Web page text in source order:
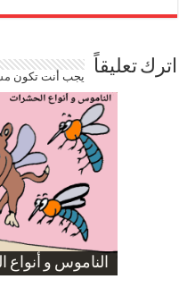
اترك تعليقاً يجب أنت تكون
الناموس و
الموظفين بعد
ارتفاع نسبة
صورة كاركاتيرية
صورة كاركاتيرية